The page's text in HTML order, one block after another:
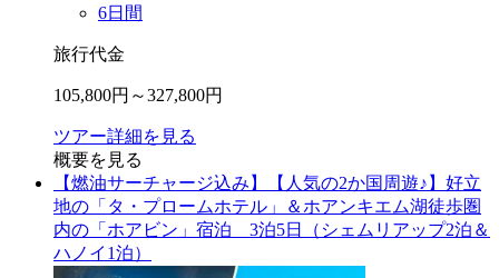
6日間
旅行代金
105,800円～327,800円
ツアー詳細を見る
概要を見る
【燃油サーチャージ込み】【人気の2か国周遊♪】好立
地の「タ・プロームホテル」＆ホアンキエム湖徒歩圏
内の「ホアビン」宿泊 3泊5日（シェムリアップ2泊＆
ハノイ1泊）